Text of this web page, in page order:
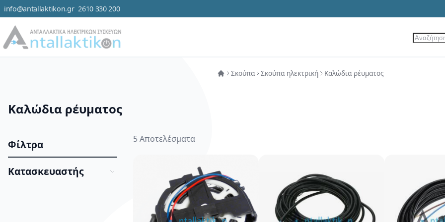
Μετάβαση στο περιεχόμενο
info@antallaktikon.gr 2610 330 200
Σκούπα Σκούπα ηλεκτρική Καλώδια ρέυματος
Καλώδια ρέυματος
Φίλτρα
Κατασκευαστής
5Αποτελέσματα